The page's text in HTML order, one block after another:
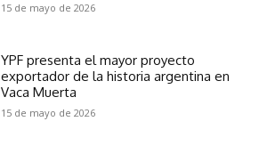
15 de mayo de 2026
YPF presenta el mayor proyecto
exportador de la historia argentina en
Vaca Muerta
15 de mayo de 2026